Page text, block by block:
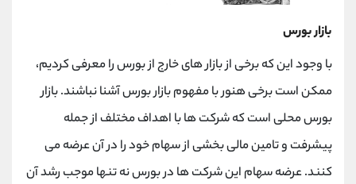
بازار بورس
با وجود این که برخی از بازار های خارج از بورس را معرفی کردیم،
ممکن است برخی هنور با مفهوم بازار بورس آشنا نباشند. بازار
بورس محلی است که شرکت ها با اهداف مختلف از جمله
پیشرفت و تامین مالی بخشی از سهام خود را در آن عرضه می
کنند. عرضه سهام این شرکت ها در بورس نه تنها موجب رشد آن